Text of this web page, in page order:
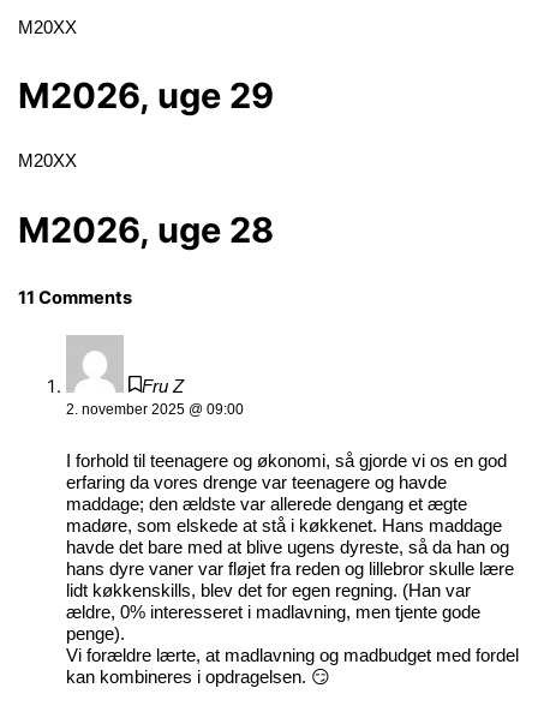
M20XX
M2026, uge 29
M20XX
M2026, uge 28
11 Comments
Fru Z
2. november 2025 @ 09:00
I forhold til teenagere og økonomi, så gjorde vi os en god
erfaring da vores drenge var teenagere og havde
maddage; den ældste var allerede dengang et ægte
madøre, som elskede at stå i køkkenet. Hans maddage
havde det bare med at blive ugens dyreste, så da han og
hans dyre vaner var fløjet fra reden og lillebror skulle lære
lidt køkkenskills, blev det for egen regning. (Han var
ældre, 0% interesseret i madlavning, men tjente gode
penge).
Vi forældre lærte, at madlavning og madbudget med fordel
kan kombineres i opdragelsen. 😏